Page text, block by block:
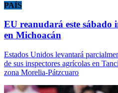
PAÍS
EU reanudará este sábado
en Michoacán
Estados Unidos levantará
de sus inspectores agrícolas en
zona Morelia-Pátzcuaro